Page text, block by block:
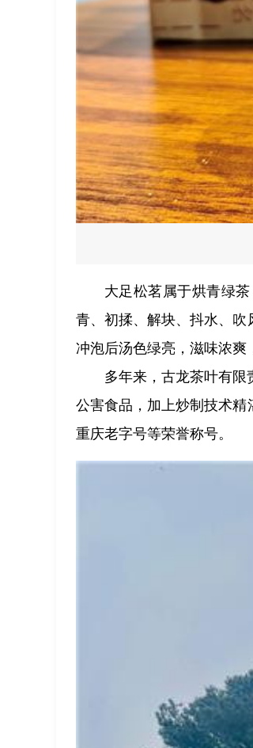
大足松茗属于烘青绿
青、初揉、解块、抖水、
冲泡后汤色绿亮，滋味浓爽
多年来，古龙茶叶有
公害食品，加上炒制技术
重庆老字号等荣誉称号。